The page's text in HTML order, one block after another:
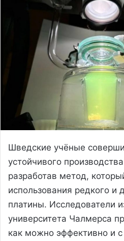
Шведские учёные
устойчивого
разработав метод,
использования редкого и
платины. Исследователи
университета Чалмерса
как можно эффективно и